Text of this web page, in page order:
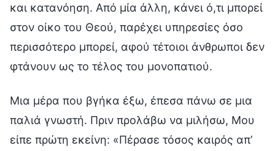
και κατανόηση. Από μία άλλη, κάνει ό,τι μπορεί
στον οίκο του Θεού, παρέχει υπηρεσίες όσο
περισσότερο μπορεί, αφού τέτοιοι άνθρωποι δεν
φτάνουν ως το τέλος του μονοπατιού.
Μια μέρα που βγήκα έξω, έπεσα πάνω σε μια
παλιά γνωστή. Πριν προλάβω να μιλήσω, Μου
είπε πρώτη εκείνη: «Πέρασε τόσος καιρός απ’